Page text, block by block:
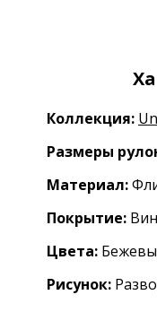
Коллекция:
Размеры
Материал:
Покрытие:
Цвета:
Рисунок: